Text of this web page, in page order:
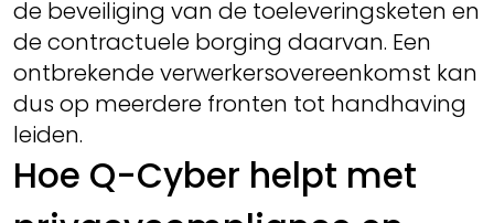
de beveiliging van de toeleveringsketen en
de contractuele borging daarvan. Een
ontbrekende verwerkersovereenkomst kan
dus op meerdere fronten tot handhaving
leiden.
Hoe Q-Cyber helpt met